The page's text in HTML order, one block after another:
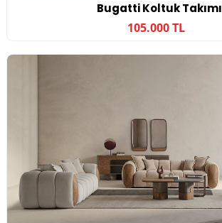
Bugatti Koltuk Takımı
105.000 TL